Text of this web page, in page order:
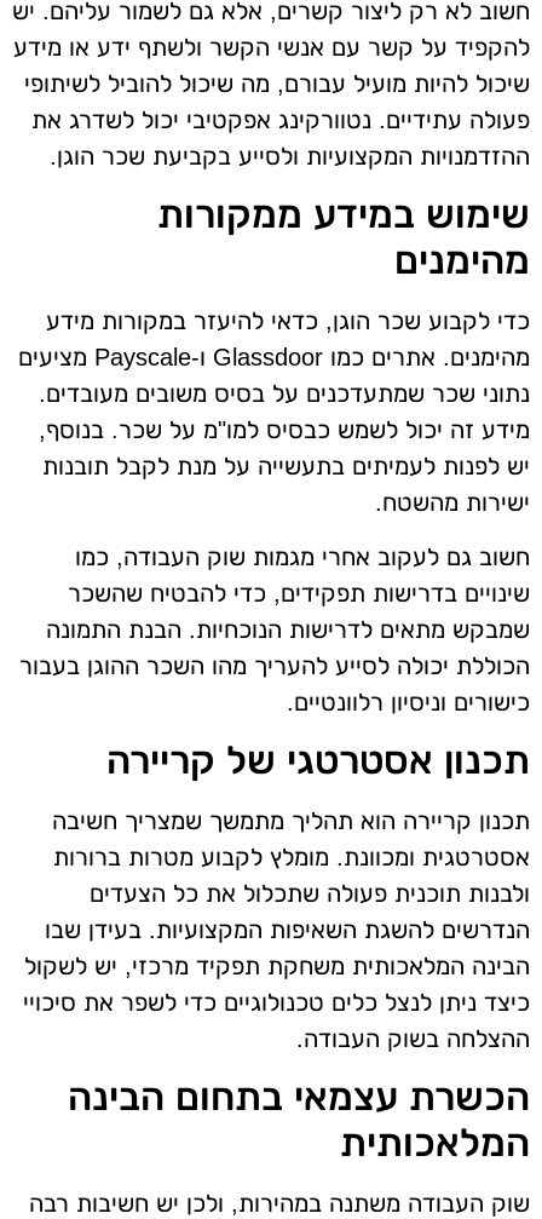
חשוב לא רק ליצור קשרים, אלא גם לשמור עליהם. יש
להקפיד על קשר עם אנשי הקשר ולשתף ידע או מידע
שיכול להיות מועיל עבורם, מה שיכול להוביל לשיתופי
פעולה עתידיים. נטוורקינג אפקטיבי יכול לשדרג את
ההזדמנויות המקצועיות ולסייע בקביעת שכר הוגן.
שימוש במידע ממקורות
מהימנים
כדי לקבוע שכר הוגן, כדאי להיעזר במקורות מידע
מהימנים. אתרים כמו Glassdoor ו-Payscale מציעים
נתוני שכר שמתעדכנים על בסיס משובים מעובדים.
מידע זה יכול לשמש כבסיס למו"מ על שכר. בנוסף,
יש לפנות לעמיתים בתעשייה על מנת לקבל תובנות
ישירות מהשטח.
חשוב גם לעקוב אחרי מגמות שוק העבודה, כמו
שינויים בדרישות תפקידים, כדי להבטיח שהשכר
שמבקש מתאים לדרישות הנוכחיות. הבנת התמונה
הכוללת יכולה לסייע להעריך מהו השכר ההוגן בעבור
כישורים וניסיון רלוונטיים.
תכנון אסטרטגי של קריירה
תכנון קריירה הוא תהליך מתמשך שמצריך חשיבה
אסטרטגית ומכוונת. מומלץ לקבוע מטרות ברורות
ולבנות תוכנית פעולה שתכלול את כל הצעדים
הנדרשים להשגת השאיפות המקצועיות. בעידן שבו
הבינה המלאכותית משחקת תפקיד מרכזי, יש לשקול
כיצד ניתן לנצל כלים טכנולוגיים כדי לשפר את סיכויי
ההצלחה בשוק העבודה.
הכשרת עצמאי בתחום הבינה
המלאכותית
שוק העבודה משתנה במהירות, ולכן יש חשיבות רבה